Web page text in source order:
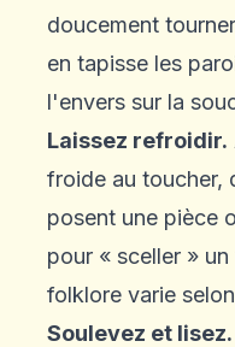
doucement
en tapisse les
l'envers sur la
Laissez refroidir.
froide au toucher,
posent une pièce
pour « sceller »
folklore varie
Soulevez et lisez.